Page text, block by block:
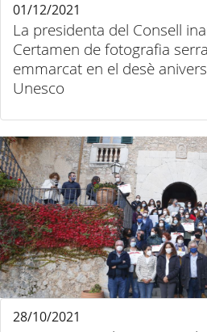
La presidenta del Consell
Certamen de fotografia
emmarcat en el desè
Unesco
01/12/2021
28/10/2021